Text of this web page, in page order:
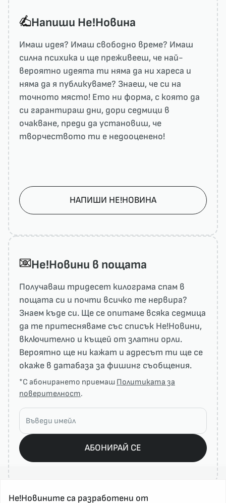
Напиши He!Новина
Имаш идея? Имаш свободно време? Имаш
силна психика и ще преживееш, че най-
вероятно идеята ти няма да ни харесa и
няма да я публикуваме? Знаеш, че си на
точното място! Ето ни форма, с която да
си гарантираш дни, дори седмици в
очакване, преди да установиш, че
творчеството ти е недооценено!
НАПИШИ НЕ!НОВИНА
He!Новини в пощата
Получаваш тридесет килограма спам в
пощата си и почти всичко те нервира?
Знаем къде си. Ще се опитаме всяка седмица
да те притесняваме със списък He!Новини,
включително и къщей от златни орли.
Вероятно ще ни кажат и адресът ти ще се
окаже в датабаза за фишинг съобщения.
*С абонирането приемаш Политиката за
поверителност.
АБОНИРАЙ СЕ
Не!Новините са разработени от